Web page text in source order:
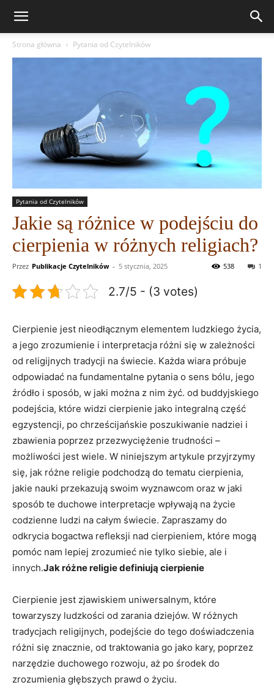
Strona główna Pytania od Czytelników
Pytania od Czytelników
Jakie są różnice w podejściu do
cierpienia w różnych religiach?
Przez Publikacje Czytelników - 5 stycznia, 2025 1
538
2.7/5 - (3 votes)
Cierpienie jest nieodłącznym⁤ elementem⁢ ludzkiego życia,
a jego zrozumienie i‍ interpretacja różni się w zależności
od religijnych⁢ tradycji ⁤na świecie. Każda wiara próbuje
odpowiadać na fundamentalne pytania o sens ‍bólu, jego⁣
źródło ⁤i⁤ sposób, ‍w jaki można z nim żyć. od buddyjskiego
podejścia, które widzi cierpienie jako integralną część
egzystencji, po chrześcijańskie poszukiwanie nadziei ⁣i
zbawienia⁤ poprzez przezwyciężenie trudności –
możliwości jest⁢ wiele. ⁣W⁣ niniejszym artykule przyjrzymy
się, jak różne religie podchodzą do tematu cierpienia,
jakie nauki przekazują swoim wyznawcom oraz w jaki
sposób‍ te⁣ duchowe interpretacje wpływają na życie
codzienne ⁤ludzi na całym ⁣świecie. Zapraszamy do⁢
odkrycia bogactwa refleksji nad cierpieniem, które ‍mogą​
pomóc​ nam‍ lepiej zrozumieć ‌nie ‌tylko siebie, ale i
innych.Jak różne ⁤religie definiują cierpienie
Cierpienie ⁢jest zjawiskiem⁢ uniwersalnym, które
towarzyszy ⁤ludzkości od zarania⁤ dziejów. ‌W ‌różnych
⁢tradycjach religijnych, podejście ‍do tego​ doświadczenia
różni się⁤ znacznie,⁣ od ‍traktowania go jako kary,​ poprzez
narzędzie‍ duchowego‌ rozwoju,⁢ aż po środek do
zrozumienia głębszych prawd ⁢o⁣ życiu.